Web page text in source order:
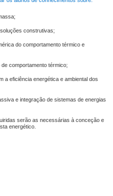
construtivas;
do comportamento térmico e
comportamento térmico;
a eficiência energética e ambiental dos
e integração de sistemas de energias
serão as necessárias à conceção e
energético.